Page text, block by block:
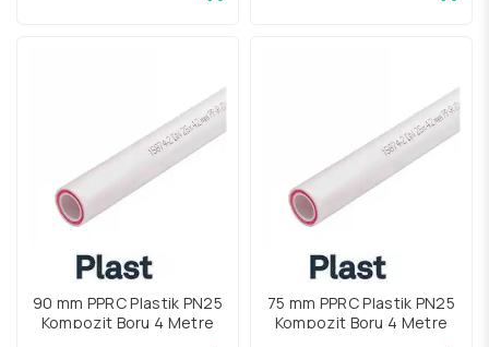
90 mm PPRC Plastik PN25
Kompozit Boru 4 Metre
75 mm PPRC Plastik PN25
Kompozit Boru 4 Metre